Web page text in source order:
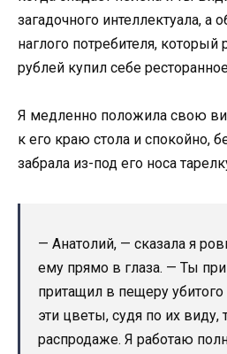
загадочного интеллектуала, а
наглого потребителя, который
рублей купил себе
Я медленно положила свою
к его краю стола и спокойно,
забрала из-под его носа
— Анатолий, — сказала я
ему прямо в глаза. — Ты
притащил в пещеру
эти цветы, судя по их виду,
распродаже. Я работаю